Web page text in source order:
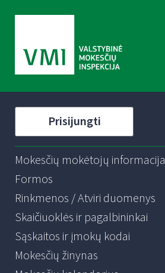
Prisijungti
Mokesčių mokėtojų informacija
Formos
Rinkmenos / Atviri duomenys
Skaičiuoklės ir pagalbininkai
Sąskaitos ir įmokų kodai
Mokesčių žinynas